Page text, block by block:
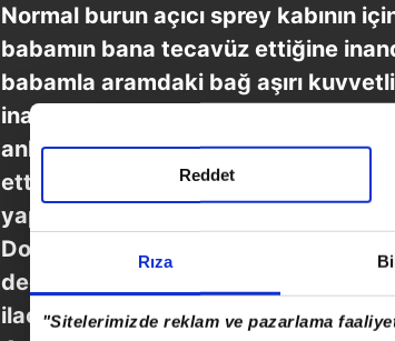
Rıza
"Sitelerimizde reklam ve pazarlama
Reddet
Normal burun açıcı sprey kabının
babamın bana tecavüz ettiğine
babamla aramdaki bağ aşırı
inanmadım. Her gittiğimde kafam iyi
anlattı. 2 saat süren seanslarda ben
ettim. 'Sen psikopatsın' diye kavga
yapan bir ilaç daha yazdı. Ailem
Doktora sordu ailem, o da 'Bu ilaç
dedi. Ailem de mecburen o ilacı aldı.
ilaç 2 ay kullanılıp bırakılması